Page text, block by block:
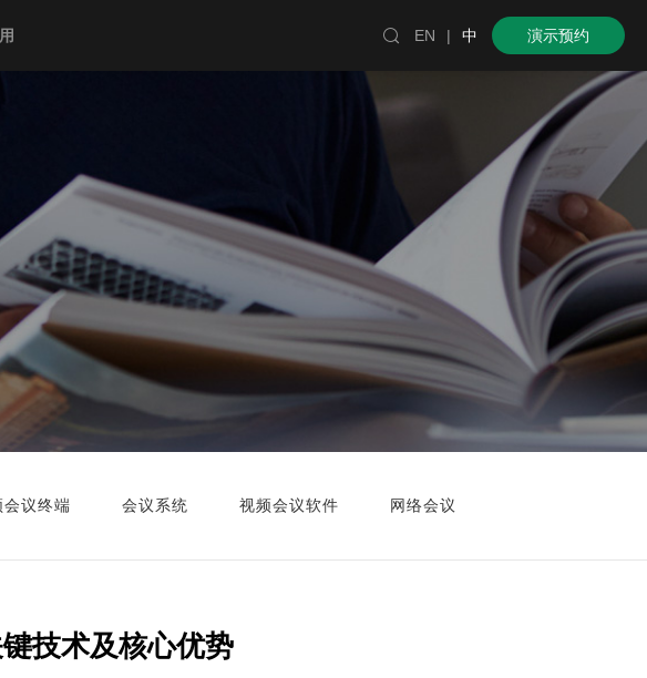
 EN | 中 演示预约
会议终端 会议系统 视频会议软件 网络会议
技术及核心优势